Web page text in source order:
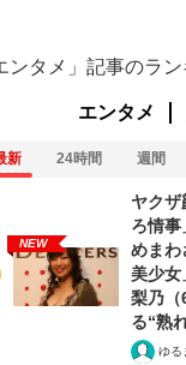
ンタメ」記事のラ
エンタメ
新 24時間 週間
NEW
ヤクザ
ろ情事
めま
美少女
梨乃（
る“熟
ゆる